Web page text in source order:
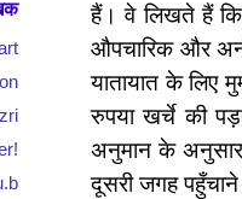
हैं। वे लिखते हैं कि
औपचारिक और
यातायात के लिए
रुपया खर्चे की
अनुमान के अनुसार
दूसरी जगह